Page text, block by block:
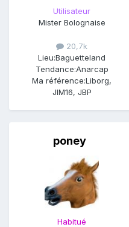
Utilisateur
Mister Bolognaise
20,7k
Lieu:Baguetteland
Tendance:Anarcap
Ma référence:Liborg,
JIM16, JBP
poney
Habitué